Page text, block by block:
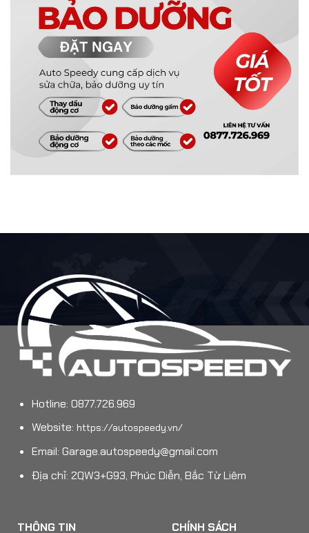
Hotline: 0877.726.969
Website: https://autospeedy.vn/
Email: Garage.autospeedy@gmail.com
Địa chỉ: 2QW3+G93, Phúc Diễn, Bắc Từ Liêm
THÔNG TIN CHÍNH SÁCH